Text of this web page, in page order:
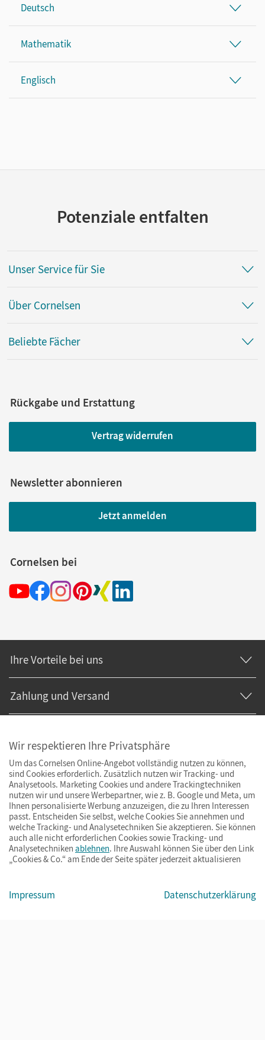
Deutsch
Mathematik
Englisch
Potenziale entfalten
Unser Service für Sie
Über Cornelsen
Beliebte Fächer
Rückgabe und Erstattung
Vertrag widerrufen
Newsletter abonnieren
Jetzt anmelden
Cornelsen bei
Ihre Vorteile bei uns
Zahlung und Versand
© Cornelsen Verlag 2026
ImpressumAGBDatenschutzBarrierefreiheitCookies & Co.
Wir respektieren Ihre Privatsphäre
Um das Cornelsen Online-Angebot vollständig nutzen zu können,
sind Cookies erforderlich. Zusätzlich nutzen wir Tracking- und
Analysetools. Marketing Cookies und andere Trackingtechniken
nutzen wir und unsere Werbepartner, wie z. B. Google und Meta, um
Ihnen personalisierte Werbung anzuzeigen, die zu Ihren Interessen
passt. Entscheiden Sie selbst, welche Cookies Sie annehmen und
welche Tracking- und Analysetechniken Sie akzeptieren. Sie können
auch alle nicht erforderlichen Cookies sowie Tracking- und
Analysetechniken ablehnen. Ihre Auswahl können Sie über den Link
„Cookies & Co.“ am Ende der Seite später jederzeit aktualisieren
Impressum Datenschutzerklärung